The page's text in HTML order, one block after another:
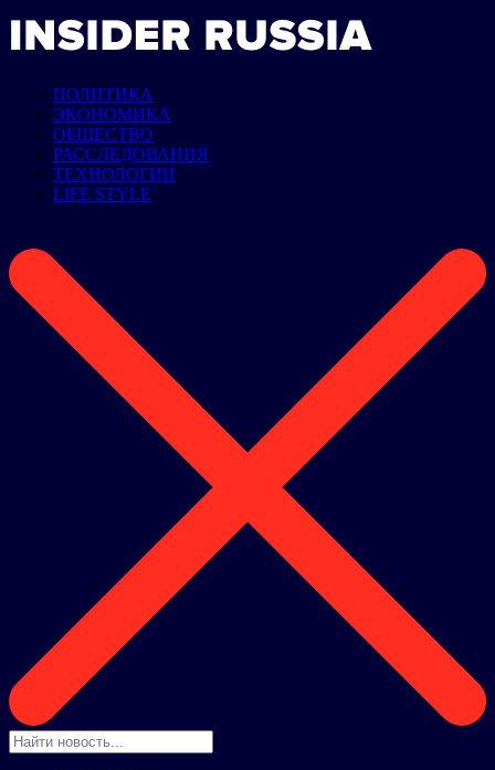
ПОЛИТИКА
ЭКОНОМИКА
ОБЩЕСТВО
РАССЛЕДОВАНИЯ
ТЕХНОЛОГИИ
LIFE STYLE